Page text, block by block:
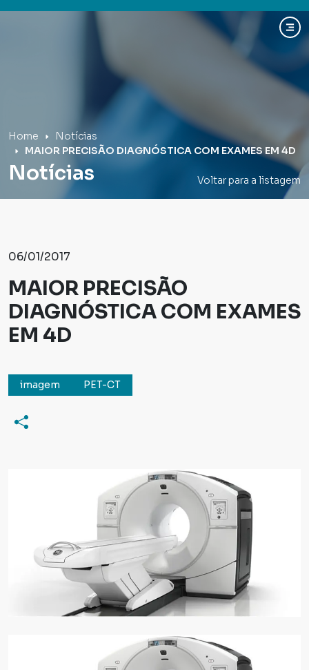
Home
Notícias
MAIOR PRECISÃO DIAGNÓSTICA COM EXAMES EM 4D
Notícias Voltar para a listagem
06/01/2017
MAIOR PRECISÃO
DIAGNÓSTICA COM EXAMES
EM 4D
imagem PET-CT